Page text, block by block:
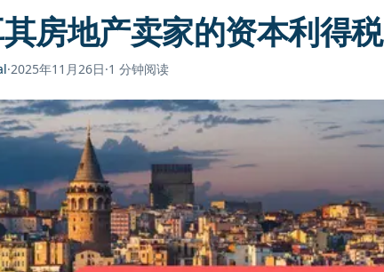
房地产卖家的资本利得税
·2025年11月26日·1 分钟阅读